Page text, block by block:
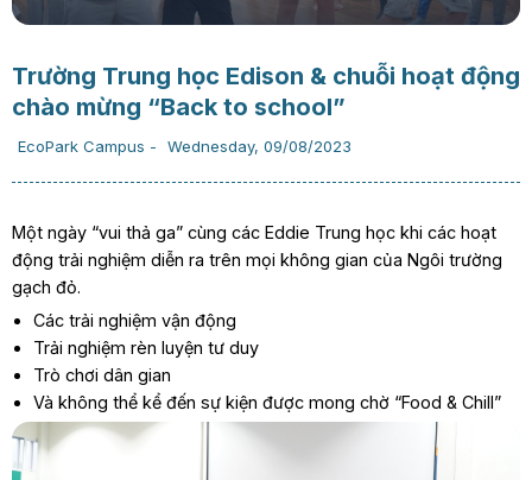
Trường Trung học Edison & chuỗi hoạt động
chào mừng “Back to school”
EcoPark Campus - Wednesday, 09/08/2023
Một ngày “vui thả ga” cùng các Eddie Trung học khi các hoạt
động trải nghiệm diễn ra trên mọi không gian của Ngôi trường
gạch đỏ.
Các trải nghiệm vận động
Trải nghiệm rèn luyện tư duy
Trò chơi dân gian
Và không thể kể đến sự kiện được mong chờ “Food & Chill”